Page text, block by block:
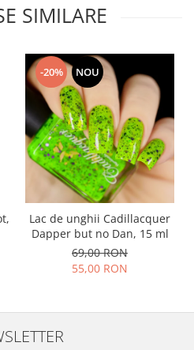
SIMILARE
-20% NOU
Lac de unghii Cadillacquer
Dapper but no Dan, 15 ml
69,00 RON
55,00 RON